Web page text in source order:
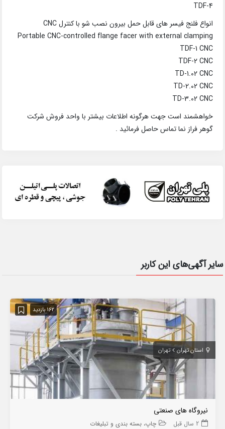
TDF-4
انواع فلنج فیسر های قابل حمل بیرون نصب شو با کنترل CNC
Portable CNC-controlled flange facer with external clamping
TDF-1 CNC
TDF-2 CNC
TD-1.02 CNC
TD-2.02 CNC
TD-3.02 CNC
خواهشمند است جهت هرگونه اطلاعات بیشتر با واحد فروش شرکت
گوهر فراز نما تماس حاصل فرمائید .
سایر آگهی‌های این کاربر
162 بازدید
استان تهران تهران
نیروگاه های صنعتی
2 سال قبل چاپ، بسته بندی و تبلیغات